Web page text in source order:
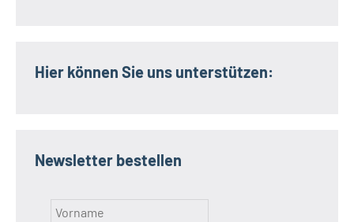
Hier können Sie uns unterstützen:
Newsletter bestellen